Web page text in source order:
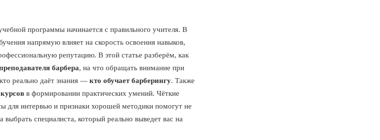
программы начинается с правильного учителя. В
напрямую влияет на скорость освоения навыков,
репутацию. В этой статье разберём, как
барбера, на что обращать внимание при
реально даёт знания — кто обучает барберингу. Также
в формировании практических умений. Чёткие
для интервью и признаки хорошей методики помогут не
выбрать специалиста, который реально выведет вас на